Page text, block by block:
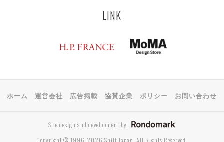
LINK
ホーム 運営会社 広告掲載 協賛企業 ポリシー お問い合わせ
Site design and development by